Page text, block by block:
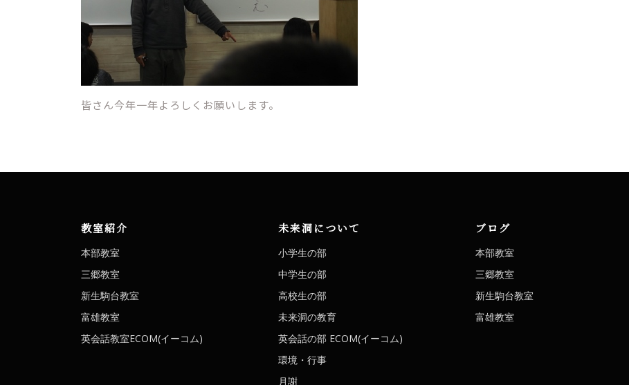
皆さん今年一年よろしくお願いします。
教室紹介
本部教室
三郷教室
新生駒台教室
富雄教室
英会話教室ECOM(イーコム)
未来洞について
小学生の部
中学生の部
高校生の部
未来洞の教育
英会話の部 ECOM(イーコム)
環境・行事
月謝
ブログ
本部教室
三郷教室
新生駒台教室
富雄教室